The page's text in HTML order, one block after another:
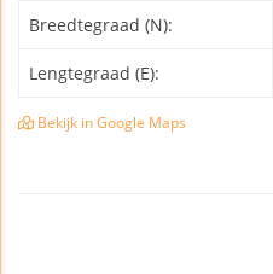
Breedtegraad (N):
Lengtegraad (E):
Bekijk in Google Maps